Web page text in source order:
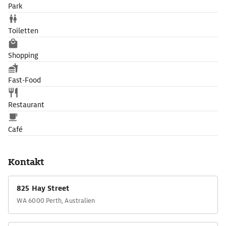
Park
Toiletten
Shopping
Fast-Food
Restaurant
Café
Kontakt
825 Hay Street
WA 6000 Perth, Australien